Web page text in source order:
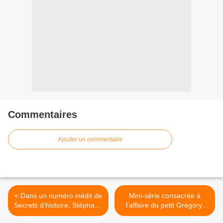
Commentaires
Ajouter un commentaire
< Dans un numéro inédit de
Secrets d’histoire, Stéphane
Bern revient ce lundi soir
Mini-série consacrée à
l’affaire du petit Grégory,
Une affaire française